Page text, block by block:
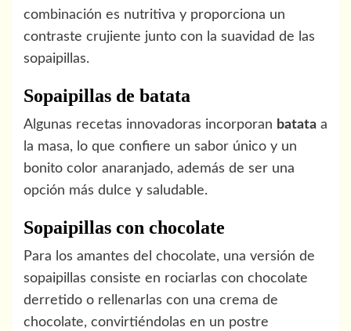
combinación es nutritiva y proporciona un
contraste crujiente junto con la suavidad de las
sopaipillas.
Sopaipillas de batata
Algunas recetas innovadoras incorporan batata a
la masa, lo que confiere un sabor único y un
bonito color anaranjado, además de ser una
opción más dulce y saludable.
Sopaipillas con chocolate
Para los amantes del chocolate, una versión de
sopaipillas consiste en rociarlas con chocolate
derretido o rellenarlas con una crema de
chocolate, convirtiéndolas en un postre